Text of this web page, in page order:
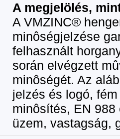
A megjelölés,
A VMZINC®
minôségjelzése
felhasznált
során elvégzett
minôségét. Az
jelzés és logó,
minôsítés, EN
üzem, vastagság,